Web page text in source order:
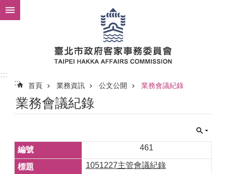
跳到主要內容區塊
:::
:::
首頁 業務資訊 公文公開 業務會議紀錄
業務會議紀錄
461
1051227主管會議紀錄